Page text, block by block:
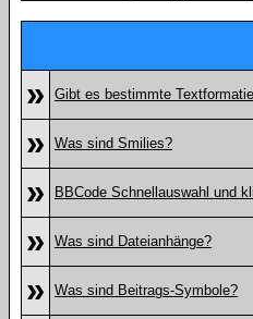
»
Gibt es bestimmte
» Was sind Smilies?
» BBCode Schnellauswahl und
» Was sind Dateianhänge?
» Was sind Beitrags-Symbole?